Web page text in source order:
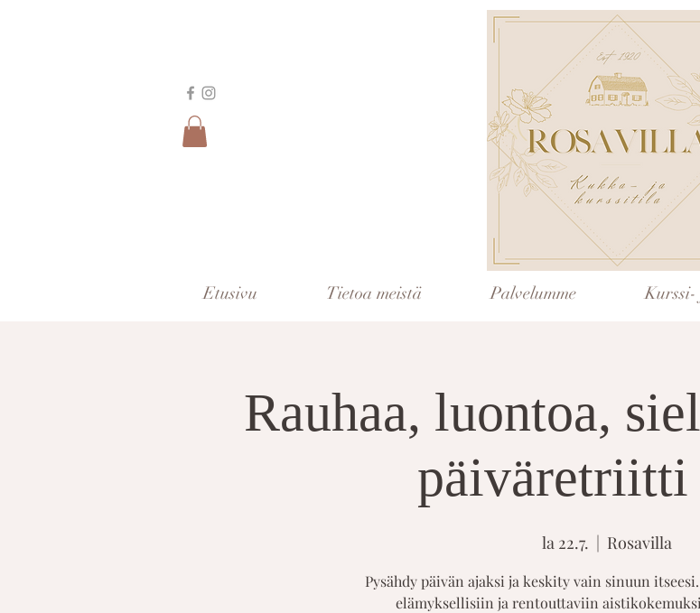
Etusivu Tietoa meistä Palvelumme
Rauhaa, luontoa,
päiväretriitti
la 22.7.
  |
Rosavilla
Pysähdy päivän ajaksi ja keskity vain sinuun
elämyksellisiin ja rentouttaviin